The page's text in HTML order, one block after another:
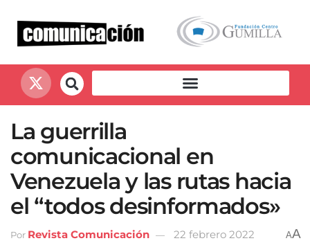
La guerrilla
comunicacional en
Venezuela y las rutas hacia
el “todos desinformados»
Por Revista Comunicación 22 febrero 2022 AA